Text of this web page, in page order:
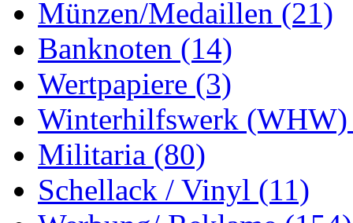
Münzen/Medaillen (21)
Banknoten (14)
Wertpapiere (3)
Winterhilfswerk
Militaria (80)
Schellack / Vinyl (11)